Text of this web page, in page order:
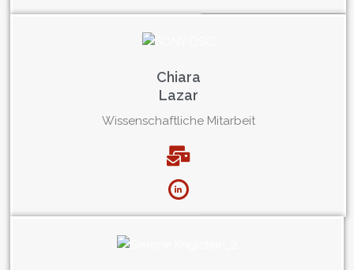
Chiara
Lazar
Wissenschaftliche Mitarbeit